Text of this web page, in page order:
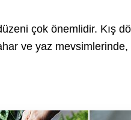
çok önemlidir. Kış
ve yaz